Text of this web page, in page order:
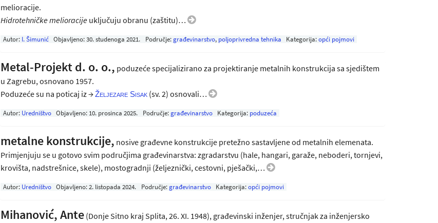
melioracije.
Hidrotehničke melioracije uključuju obranu (zaštitu)…
Autor: I. Šimunić Objavljeno:30. studenoga 2021. Područje: građevinarstvo, poljoprivredna tehnika Kategorija:opći pojmovi
Metal-Projekt d. o. o., poduzeće specijalizirano za projektiranje metalnih konstrukcija sa sjedištem
u Zagrebu, osnovano 1957.
Poduzeće su na poticaj iz →Željezare Sisak (sv. 2) osnovali…
Autor: Uredništvo Objavljeno: 10. prosinca 2025. Područje: građevinarstvo Kategorija: poduzeća
metalne konstrukcije, nosive građevne konstrukcije pretežno sastavljene od metalnih elemenata.
Primjenjuju se u gotovo svim područjima građevinarstva: zgradarstvu (hale, hangari, garaže, neboderi, tornjevi,
krovišta, nadstrešnice, skele), mostogradnji (željeznički, cestovni, pješački,…
Autor: Uredništvo Objavljeno:2. listopada 2024. Područje: građevinarstvo Kategorija:opći pojmovi
Mihanović, Ante (Donje Sitno kraj Splita, 26. XI. 1948), građevinski inženjer, stručnjak za inženjersko